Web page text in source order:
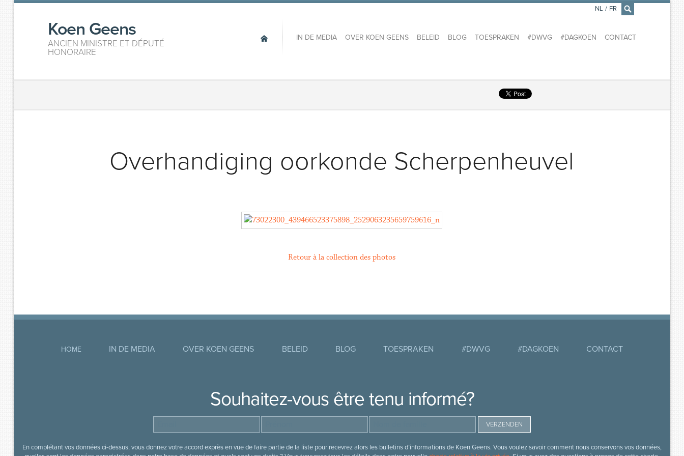
×
Koen Geens
ANCIEN MINISTRE ET DÉPUTÉ
HONORAIRE
IN DE MEDIA OVER KOEN GEENS BELEID BLOG TOESPRAKEN #DWVG #DAGKOEN CONTACT
NL / FR
Overhandiging oorkonde Scherpenheuvel
Retour à la collection des photos
HOME IN DE MEDIA OVER KOEN GEENS BELEID BLOG TOESPRAKEN #DWVG #DAGKOEN CONTACT
Souhaitez-vous être tenu informé?
En complétant vos données ci-dessus, vous donnez votre accord exprès en vue de faire partie de la liste pour recevrez alors les bulletins d’informations de Koen Geens. Vous voulez savoir comment nous conservons vos données,